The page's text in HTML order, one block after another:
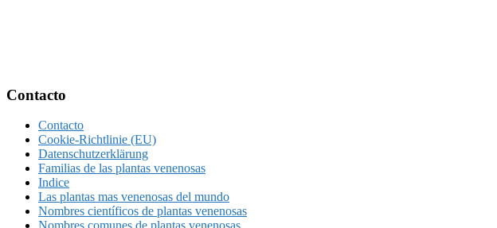
Footer
Contacto
Contacto
Cookie-Richtlinie (EU)
Datenschutzerklärung
Familias de las plantas venenosas
Indice
Las plantas mas venenosas del mundo
Nombres científicos de plantas venenosas